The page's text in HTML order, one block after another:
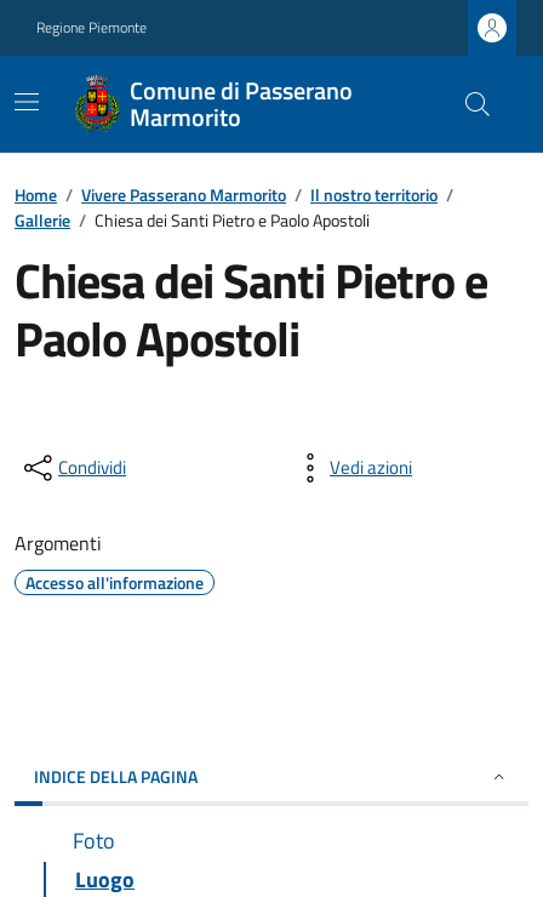
Regione Piemonte
Comune di Passerano
Marmorito
Home / Vivere Passerano Marmorito / Il nostro territorio /
Gallerie / Chiesa dei Santi Pietro e Paolo Apostoli
Chiesa dei Santi Pietro e
Paolo Apostoli
Condividi Vedi azioni
Argomenti
Accesso all'informazione
INDICE DELLA PAGINA
Foto
Luogo